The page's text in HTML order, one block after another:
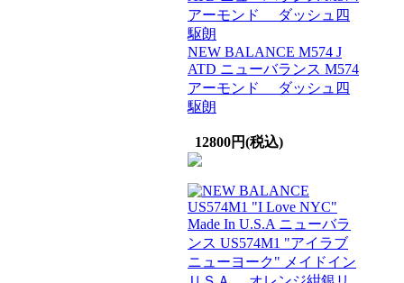
NEW BALANCE M574 J
ATD ニューバランス M574
アーモンド ダッシュ四
駆朗
12800円(税込)